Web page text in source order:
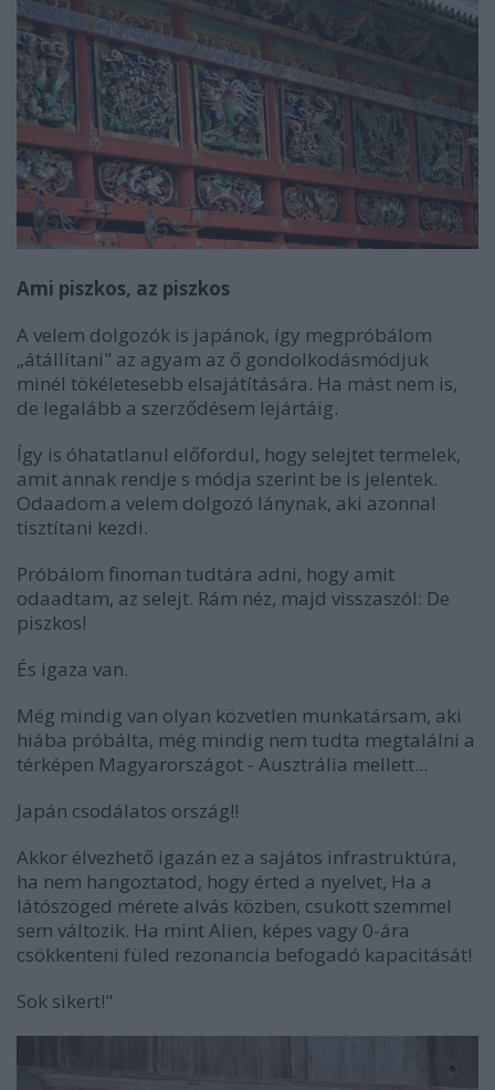
Ami piszkos, az piszkos
A velem dolgozók is japánok, így megpróbálom
„átállítani" az agyam az ő gondolkodásmódjuk
minél tökéletesebb elsajátítására. Ha mást nem is,
de legalább a szerződésem lejártáig.
Így is óhatatlanul előfordul, hogy selejtet termelek,
amit annak rendje s módja szerint be is jelentek.
Odaadom a velem dolgozó lánynak, aki azonnal
tisztítani kezdi.
Próbálom finoman tudtára adni, hogy amit
odaadtam, az selejt. Rám néz, majd visszaszól: De
piszkos!
És igaza van.
Még mindig van olyan közvetlen munkatársam, aki
hiába próbálta, még mindig nem tudta megtalálni a
térképen Magyarországot - Ausztrália mellett...
Japán csodálatos ország!!
Akkor élvezhető igazán ez a sajátos infrastruktúra,
ha nem hangoztatod, hogy érted a nyelvet, Ha a
látószöged mérete alvás közben, csukott szemmel
sem változik. Ha mint Alien, képes vagy 0-ára
csökkenteni füled rezonancia befogadó kapacitását!
Sok sikert!"